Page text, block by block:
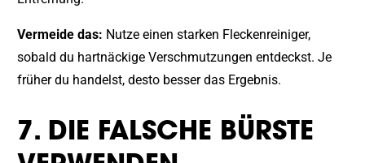
Vermeide das: Nutze einen starken Fleckenreiniger,
sobald du hartnäckige Verschmutzungen entdeckst. Je
früher du handelst, desto besser das Ergebnis.
7. DIE FALSCHE BÜRSTE